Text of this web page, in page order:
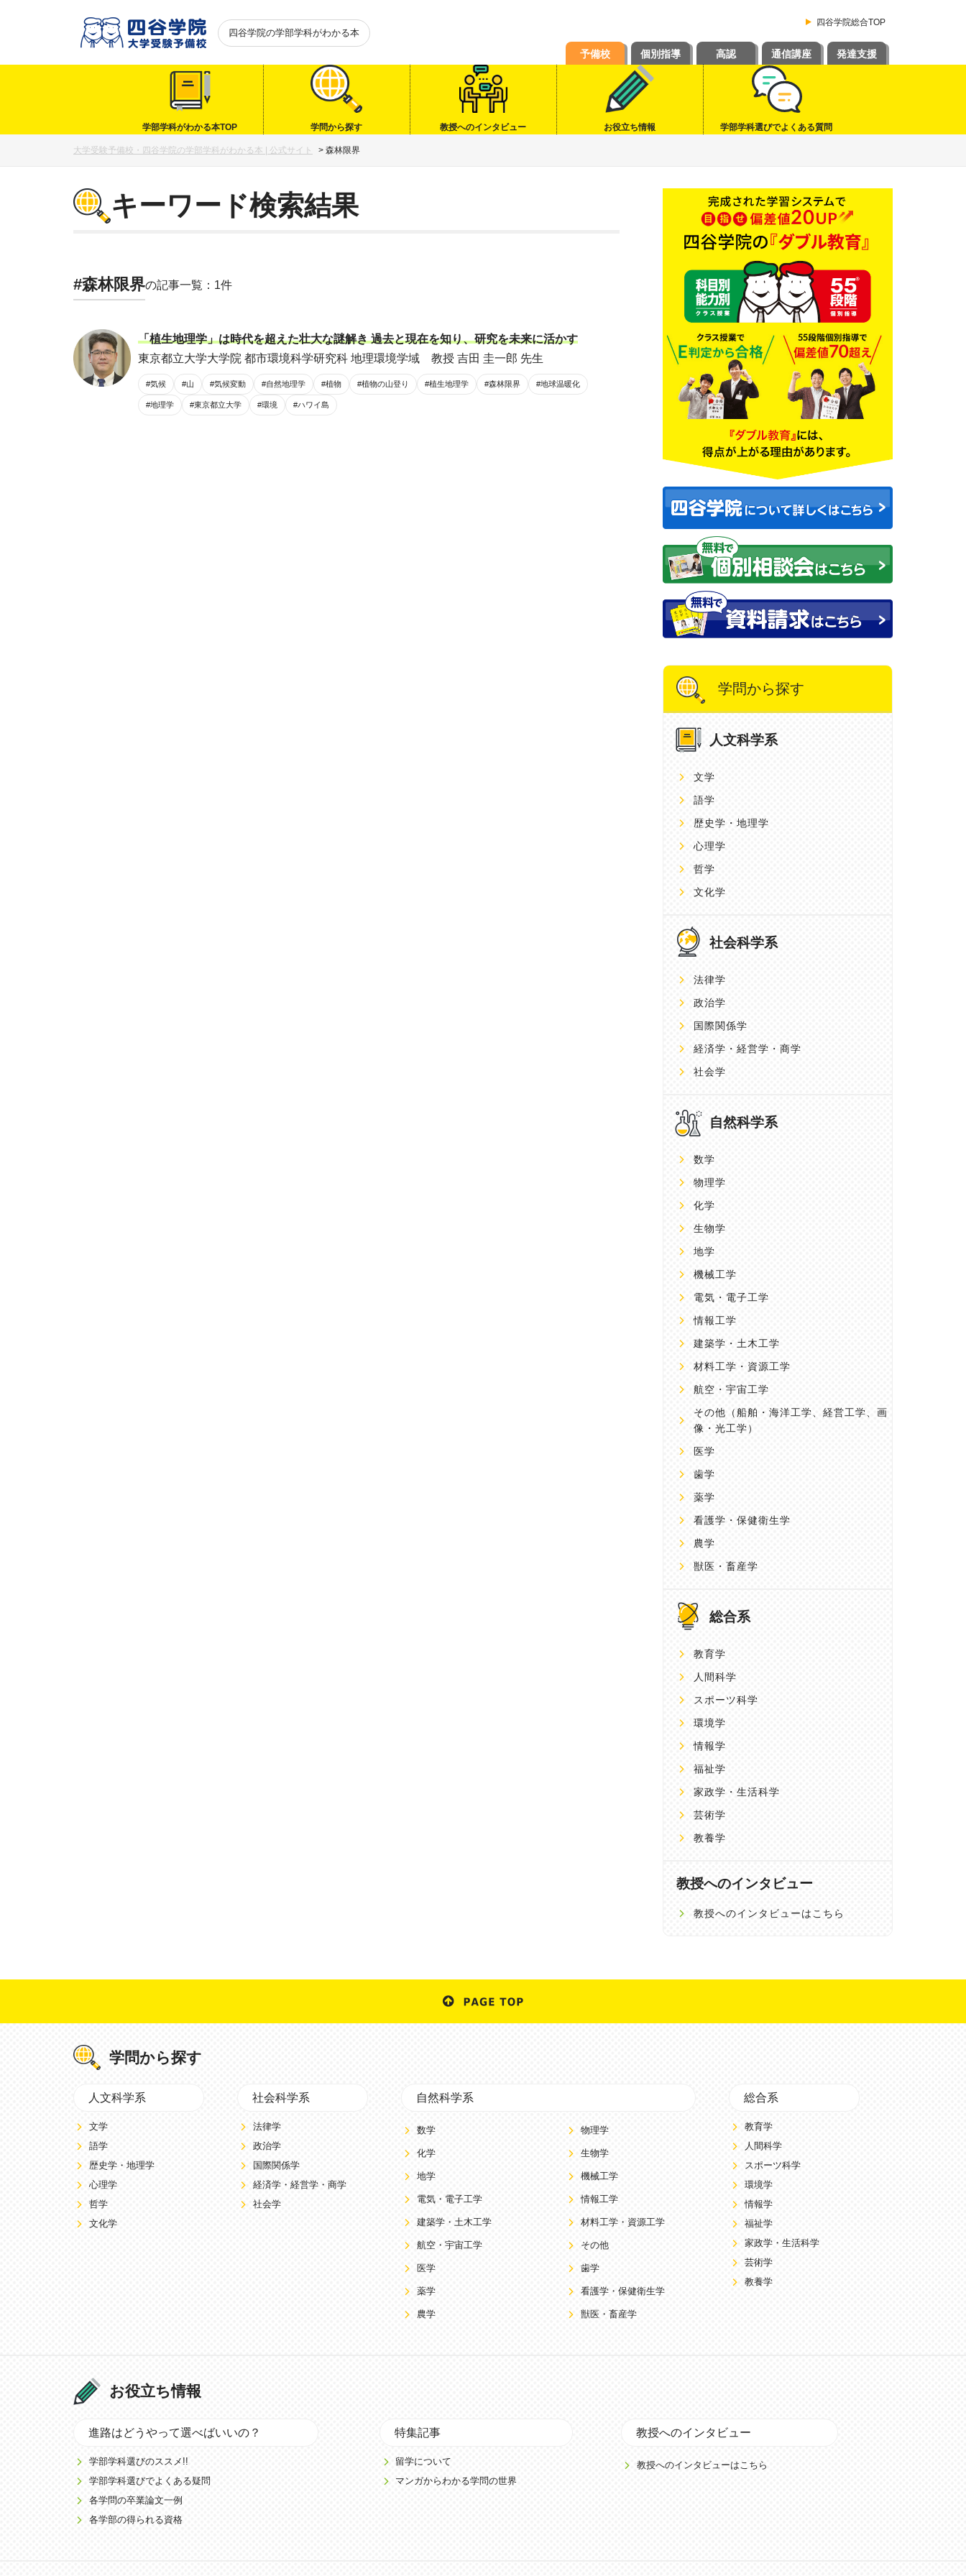
四谷学院の学部学科がわかる本
四谷学院総合TOP
予備校 個別指導 高認 通信講座 発達支援
学部学科がわかる本TOP 学問から探す 教授へのインタビュー お役立ち情報 学部学科選びでよくある質問
大学受験予備校・四谷学院の学部学科がわかる本 | 公式サイト > 森林限界
キーワード検索結果
#森林限界の記事一覧：1件
「植生地理学」は時代を超えた壮大な謎解き 過去と現在を知り、研究を未来に活かす
東京都立大学大学院 都市環境科学研究科 地理環境学域 教授 吉田 圭一郎 先生
#気候 #山 #気候変動 #自然地理学 #植物 #植物の山登り #植生地理学 #森林限界 #地球温暖化
#地理学 #東京都立大学 #環境 #ハワイ島
学問から探す
人文科学系
文学
語学
歴史学・地理学
心理学
哲学
文化学
社会科学系
法律学
政治学
国際関係学
経済学・経営学・商学
社会学
自然科学系
数学
物理学
化学
生物学
地学
機械工学
電気・電子工学
情報工学
建築学・土木工学
材料工学・資源工学
航空・宇宙工学
その他 （船舶・海洋工学、経営工学、画
像・光工学）
医学
歯学
薬学
看護学・保健衛生学
農学
獣医・畜産学
総合系
教育学
人間科学
スポーツ科学
環境学
情報学
福祉学
家政学・生活科学
芸術学
教養学
教授へのインタビュー
教授へのインタビューはこちら
学問から探す
人文科学系
文学
語学
歴史学・地理学
心理学
哲学
文化学
社会科学系
法律学
政治学
国際関係学
経済学・経営学・商学
社会学
自然科学系
数学 物理学
化学 生物学
地学 機械工学
電気・電子工学 情報工学
建築学・土木工学 材料工学・資源工学
航空・宇宙工学 その他
医学 歯学
薬学 看護学・保健衛生学
農学 獣医・畜産学
総合系
教育学
人間科学
スポーツ科学
環境学
情報学
福祉学
家政学・生活科学
芸術学
教養学
お役立ち情報
進路はどうやって選べばいいの？
学部学科選びのススメ!!
学部学科選びでよくある疑問
各学問の卒業論文一例
各学部の得られる資格
特集記事
留学について
マンガからわかる学問の世界
教授へのインタビュー
教授へのインタビューはこちら